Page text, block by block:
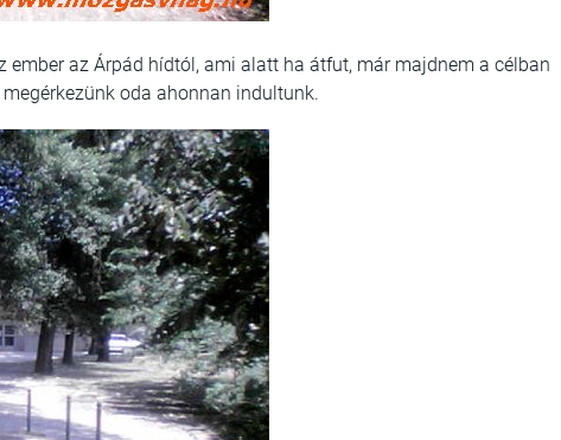
ember az Árpád hídtól, ami alatt ha átfut, már majdnem a célban
oda ahonnan indultunk.